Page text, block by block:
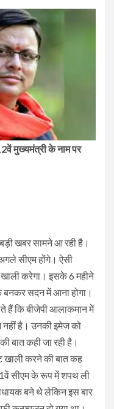
मुख्यमंत्री के नाम पर
खबर सामने आ रही है।
सीएम होंगे। ऐसी
करेगा। इसके 6 महीने
बनकर सदन में आना होगा।
हैं कि बीजेपी आलाकमान में
नहीं है। उनकी इमेज को
बात कही जा रही है।
करने की बात कह
सीएम के रूप में शपथ ली
बने थे लेकिन इस बार